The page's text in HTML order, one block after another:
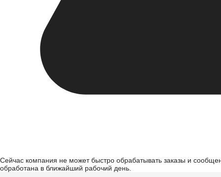
Сейчас компания не может быстро обрабатывать заказы и
обработана в ближайший рабочий день.